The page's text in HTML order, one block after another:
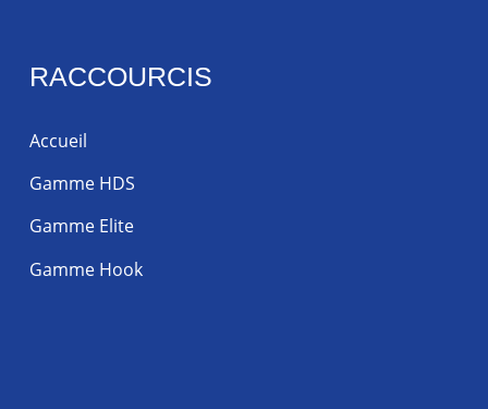
RACCOURCIS
Accueil
Gamme HDS
Gamme Elite
Gamme Hook